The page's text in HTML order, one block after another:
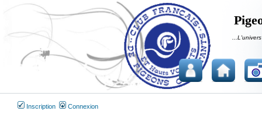
Inscription Connexion